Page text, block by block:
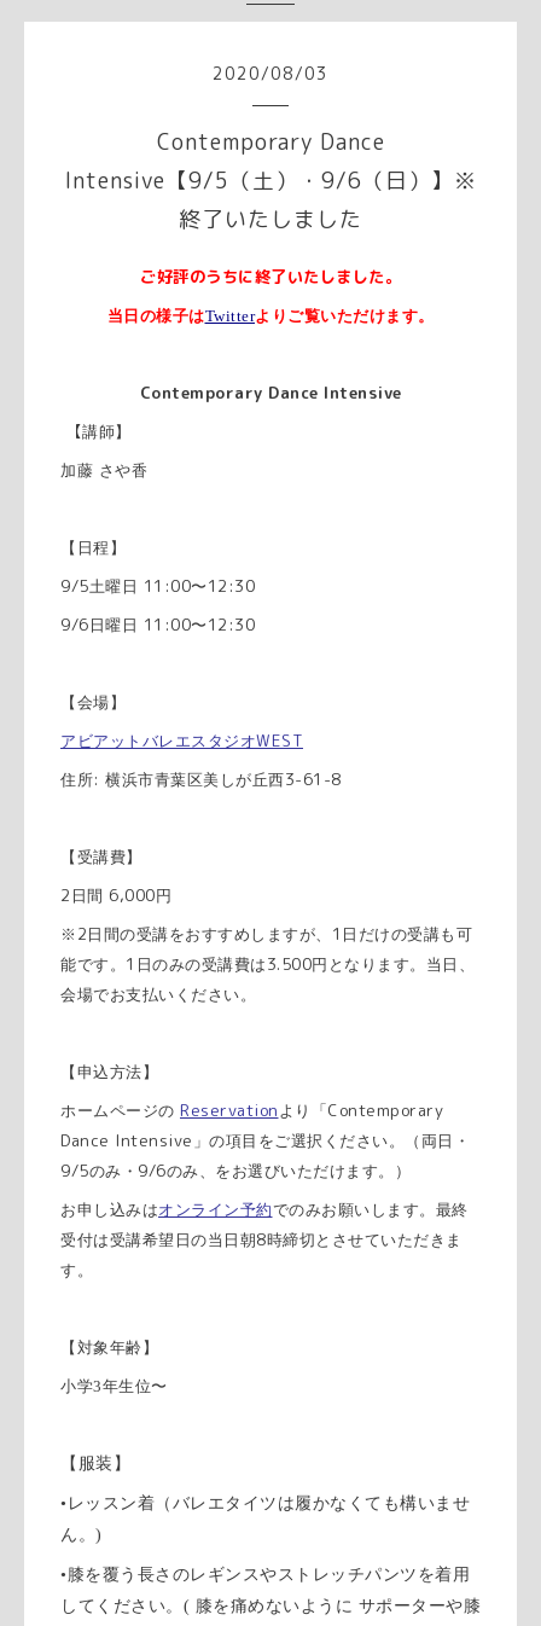
2020/08/03
Contemporary Dance
Intensive【9/5（土）・9/6（日）】※
終了いたしました
ご好評のうちに終了いたしました。
当日の様子はTwitterよりご覧いただけます。
Contemporary Dance Intensive
【講師】
加藤 さや香
【日程】
9/5土曜日 11:00〜 12:30
9/6 日曜日 11:00〜 12:30
【会場】
アビアットバレエスタジオWEST
住所: 横浜市青葉区美しが丘西3-61-8
【受講費】
2 日間 6,000円
※ 2 日間の受講をおすすめしますが、 1 日だけの受講も可
能です。 1 日のみの受講費は 3.500円となります。当日、
会場でお支払いください。
【申込方法】
ホームページの Reservation より「Contemporary
Dance Intensive 」の項目をご選択ください。 （両日・
9/5のみ・ 9/6のみ、をお選びいただけます。）
お申し込みはオンライン予約でのみお願いします。 最終
受付は受講希望日の当日朝8時締切とさせていただきま
す。
【対象年齢】
小学3年生位〜
【服装】
•レッスン着（バレエタイツは履かなくても構いませ
ん。)
•膝を覆う長さのレギンスやストレッチパンツを着用
してください。( 膝を痛めないように サポーターや膝